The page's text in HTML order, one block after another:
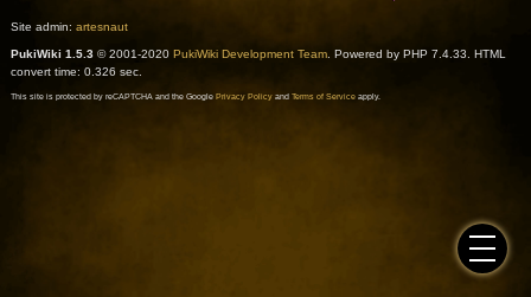
Site admin: artesnaut
PukiWiki 1.5.3© 2001-2020 PukiWiki Development Team. Powered by PHP 7.4.33. HTML
convert time: 0.326 sec.
This site is protected by reCAPTCHA and the Google Privacy Policyand Terms of Serviceapply.